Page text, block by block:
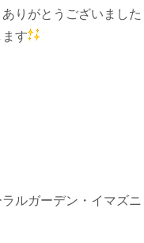
りがとうございました
す
ルガーデン・イマズニ